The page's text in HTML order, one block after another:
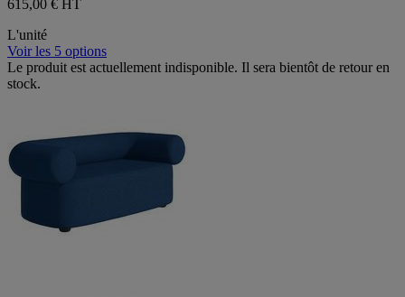
615,00 € HT
L'unité
Voir les 5 options
Le produit est actuellement indisponible. Il sera bientôt de retour en
stock.